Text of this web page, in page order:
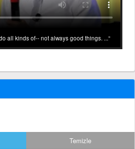
all kinds of-- not always good things. ...
Temizle